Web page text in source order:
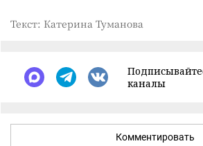
Текст: Катерина Туманова
каналы
Комментировать